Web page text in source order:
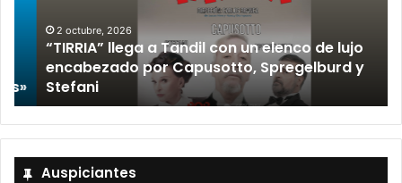
2 octubre, 2026
“TIRRIA” llega a Tandil con un elenco de lujo
encabezado por Capusotto, Spregelburd y
Stefani
Auspiciantes